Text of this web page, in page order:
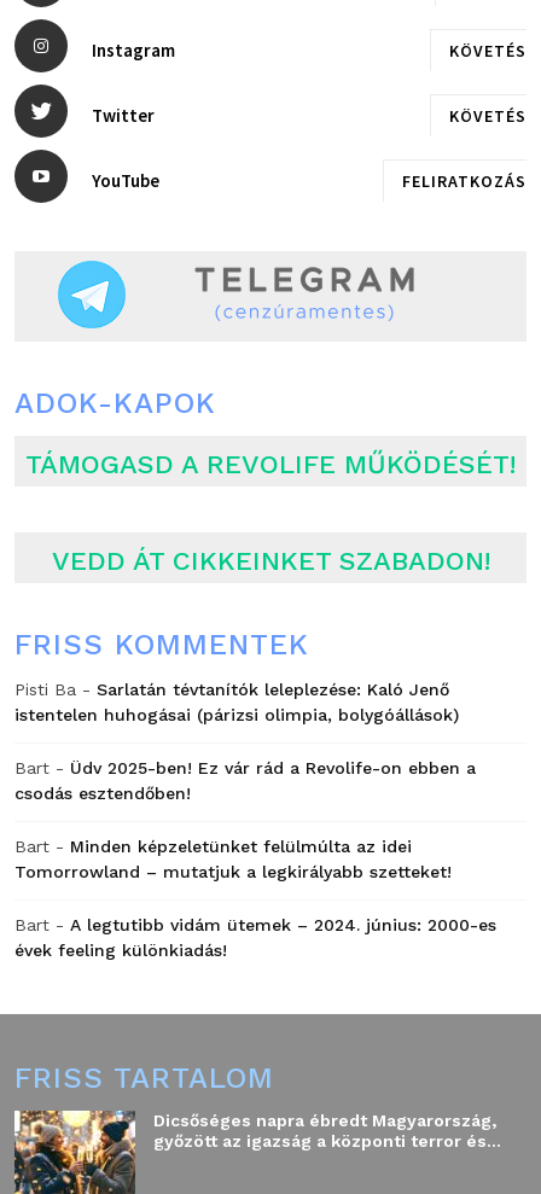
Instagram KÖVETÉS
Twitter KÖVETÉS
YouTube FELIRATKOZÁS
ADOK-KAPOK
TÁMOGASD A REVOLIFE MŰKÖDÉSÉT!
VEDD ÁT CIKKEINKET SZABADON!
FRISS KOMMENTEK
Pisti Ba - Sarlatán tévtanítók leleplezése: Kaló Jenő
istentelen huhogásai (párizsi olimpia, bolygóállások)
Bart - Üdv 2025-ben! Ez vár rád a Revolife-on ebben a
csodás esztendőben!
Bart - Minden képzeletünket felülmúlta az idei
Tomorrowland – mutatjuk a legkirályabb szetteket!
Bart - A legtutibb vidám ütemek – 2024. június: 2000-es
évek feeling különkiadás!
FRISS TARTALOM
Dicsőséges napra ébredt Magyarország,
győzött az igazság a központi terror és...